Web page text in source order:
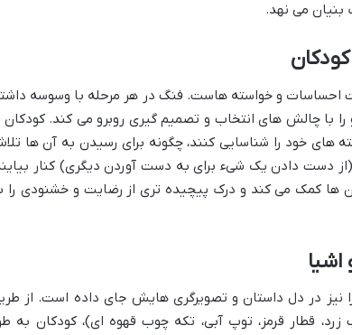
بنیان می نهد.
احساسات و خواسته هاست. فنگ در هر مرحله با وسوسه
با چالش های انتخاب و تصمیم گیری روبرو می کند. کودکان
های خود را شناسایی کنند، چگونه برای رسیدن به آن ها
دست دادن یک شیء برای به دست آوردن دیگری) کنار
ها کمک می کند و درک پیچیده تری از رضایت و خشنودی را
نیز در دل داستان و تصویرگری هایش جای داده است. از
قطار قرمز، توپ آبی، تکه چوب قهوه ای)، کودکان به